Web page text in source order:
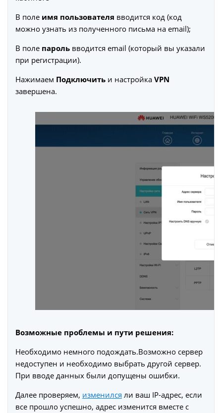
В поле имя пользователя вводится код (код
можно узнать из полученного письма на email);
В поле пароль вводится email (который вы указали
при регистрации).
Нажимаем Подключить и настройка VPN
завершена.
Возможные проблемы и пути решения:
Необходимо немного подождать.Возможно сервер
недоступен и необходимо выбрать другой сервер.
При вводе данных были допущены ошибки.
Далее проверяем, изменился ли ваш IP-адрес, если
все прошло успешно, адрес изменится вместе с